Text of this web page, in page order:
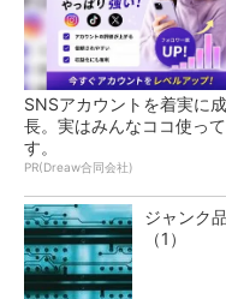
SNSアカウントを着実に成
長。実はみんなココ使って
す。
PR(Dreaw合同会社)
ジャンク
（1）